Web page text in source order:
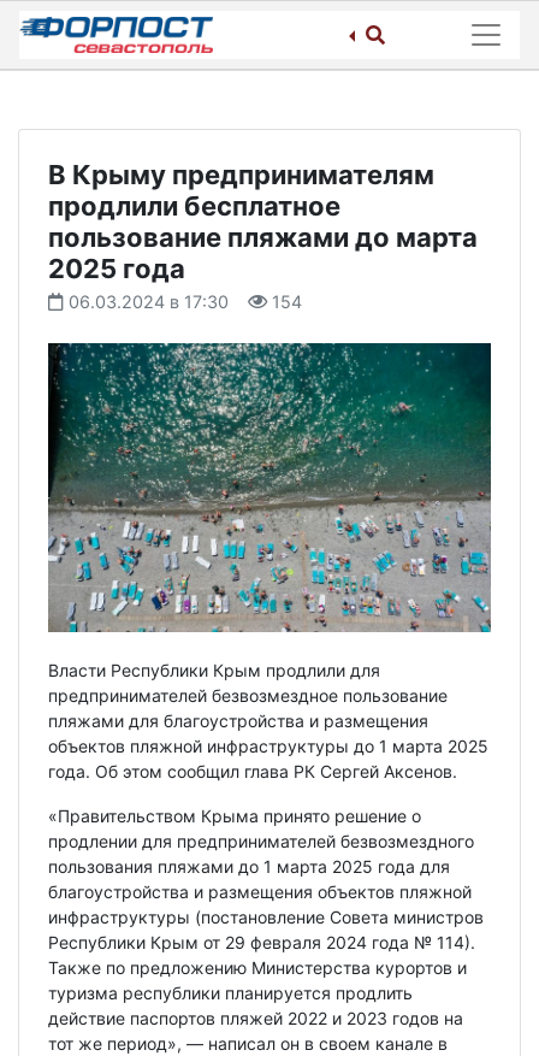
Skip
content
В Крыму предпринимателям
продлили бесплатное
пользование пляжами до марта
2025 года
06.03.2024 в 17:30 154
Власти Республики Крым продлили для
предпринимателей безвозмездное пользование
пляжами для благоустройства и размещения
объектов пляжной инфраструктуры до 1 марта 2025
года. Об этом сообщил глава РК Сергей Аксенов.
«Правительством Крыма принято решение о
продлении для предпринимателей безвозмездного
пользования пляжами до 1 марта 2025 года для
благоустройства и размещения объектов пляжной
инфраструктуры (постановление Совета министров
Республики Крым от 29 февраля 2024 года № 114).
Также по предложению Министерства курортов и
туризма республики планируется продлить
действие паспортов пляжей 2022 и 2023 годов на
тот же период», — написал он в своем канале в